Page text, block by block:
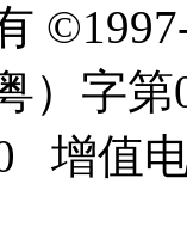
）字
增值